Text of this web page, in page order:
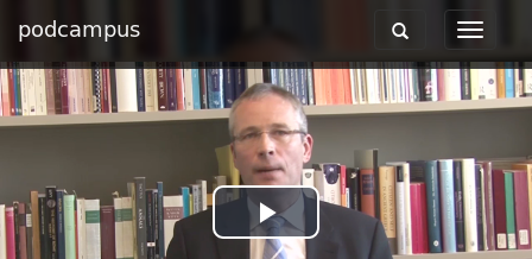
podcampus
Toggle
Toggle
navigation
Play